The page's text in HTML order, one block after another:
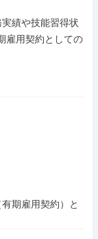
績や技能習得状
雇用契約としての
期雇用契約）と